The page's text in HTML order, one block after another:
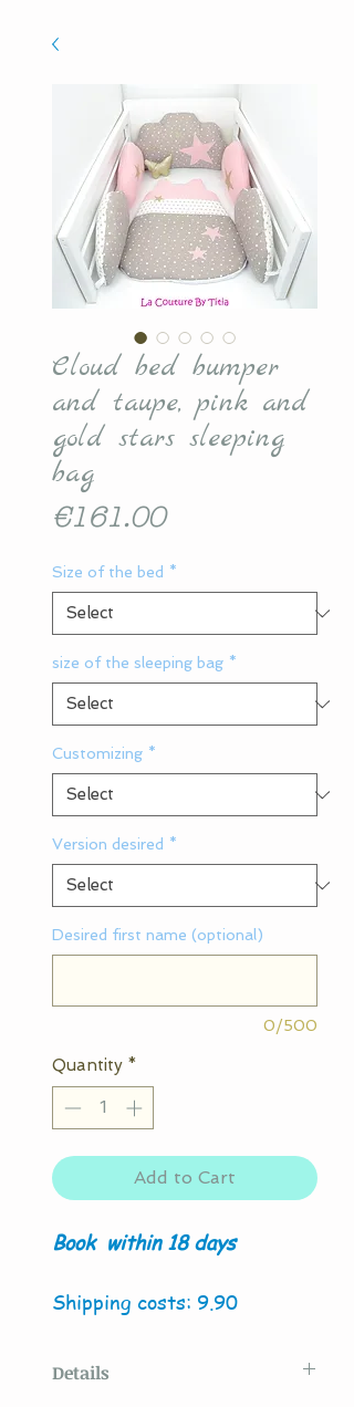
Cloud bed bumper
and taupe, pink and
gold stars sleeping
bag
€161.00Price
Size of the bed *
size of the sleeping bag *
Customizing *
Version desired *
Desired first name (optional)
0/500
Quantity *
Add to Cart
Book within 18 days
Shipping costs: 9.90
Details